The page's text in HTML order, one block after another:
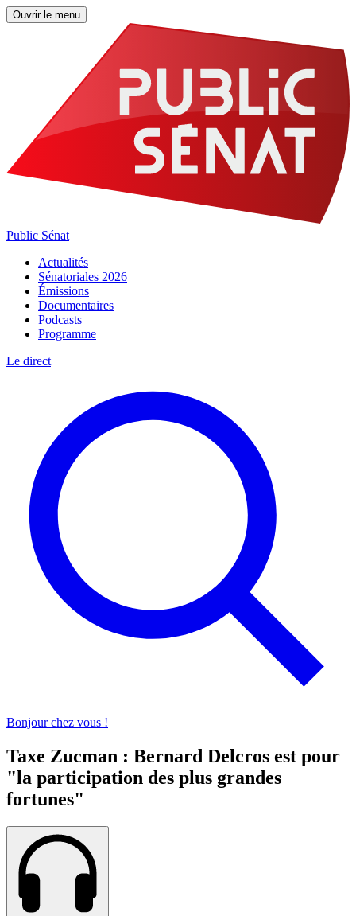
Ouvrir le menu
Public Sénat
Actualités
Sénatoriales 2026
Émissions
Documentaires
Podcasts
Programme
Le direct
Bonjour chez vous !
Taxe Zucman : Bernard Delcros est pour
"la participation des plus grandes
fortunes"